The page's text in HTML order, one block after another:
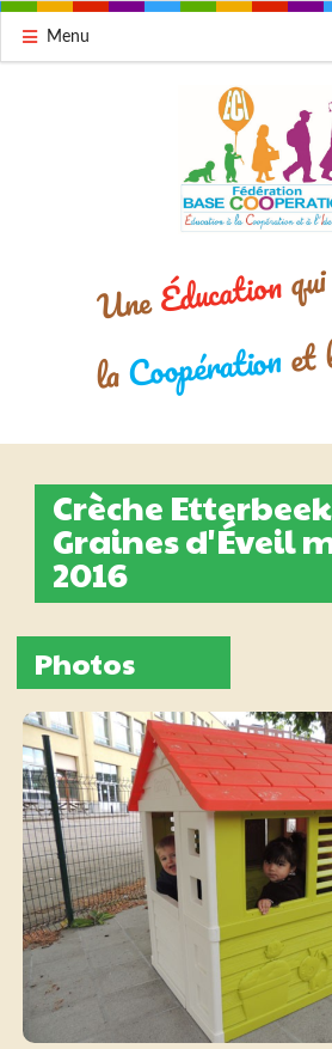
UneÉducation
laCoopérationet
Menu
Crèche
Graines d'Éveil
2016
Photos